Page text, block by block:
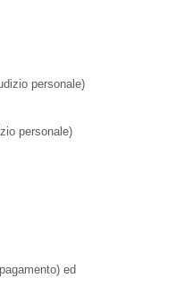
personale)
personale)
ed